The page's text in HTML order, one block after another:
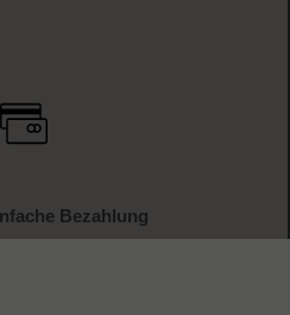
Bezahlung